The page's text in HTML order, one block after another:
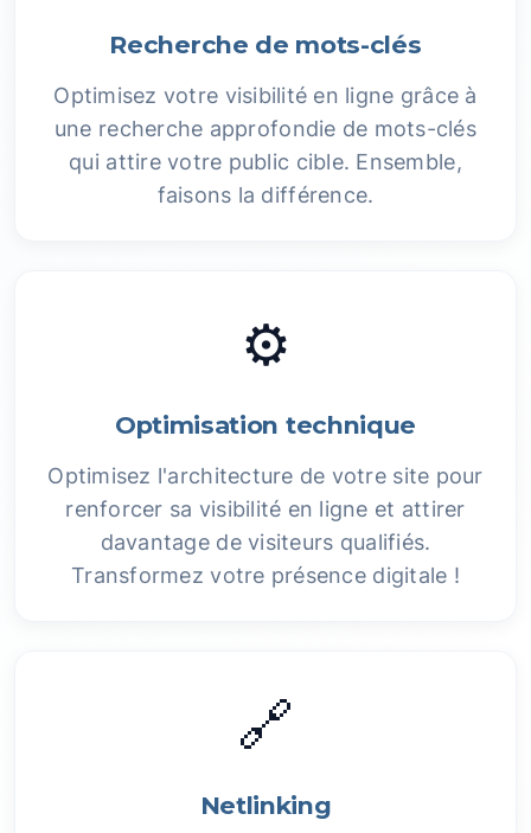
Recherche de mots-clés
Optimisez votre visibilité en ligne grâce à
une recherche approfondie de mots-clés
qui attire votre public cible. Ensemble,
faisons la différence.
⚙️
Optimisation technique
Optimisez l'architecture de votre site pour
renforcer sa visibilité en ligne et attirer
davantage de visiteurs qualifiés.
Transformez votre présence digitale !
🔗
Netlinking